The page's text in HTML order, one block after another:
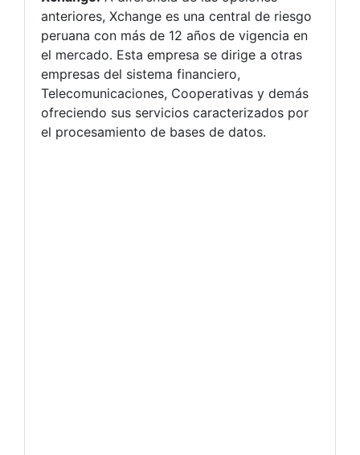
anteriores, Xchange es una central de riesgo
peruana con más de 12 años de vigencia en
el mercado. Esta empresa se dirige a otras
empresas del sistema financiero,
Telecomunicaciones, Cooperativas y demás
ofreciendo sus servicios caracterizados por
el procesamiento de bases de datos.